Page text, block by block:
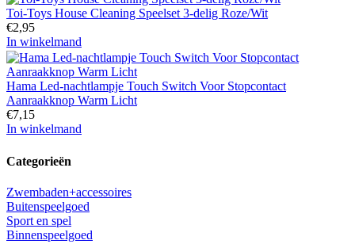
Toi-Toys House Cleaning Speelset 3-delig Roze/Wit
€2,95
In winkelmand
Hama Led-nachtlampje Touch Switch Voor Stopcontact
Aanraakknop Warm Licht
€7,15
In winkelmand
Categorieën
Zwembaden+accessoires
Buitenspeelgoed
Sport en spel
Binnenspeelgoed